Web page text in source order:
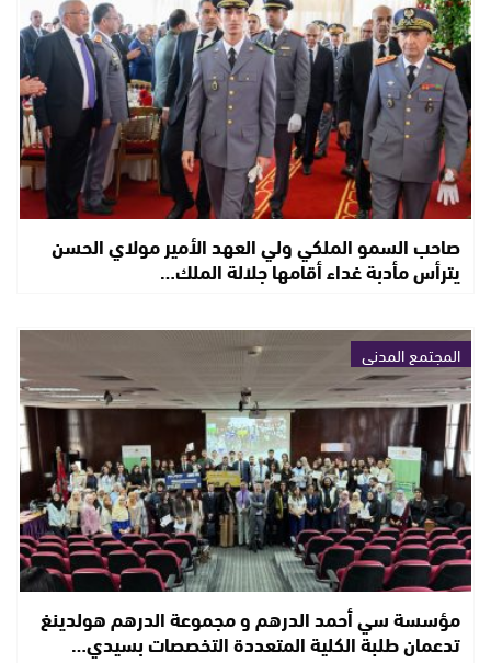
صاحب السمو الملكي ولي العهد الأمير مولاي الحسن
يترأس مأدبة غداء أقامها جلالة الملك…
المجتمع المدني
مؤسسة سي أحمد الدرهم و مجموعة الدرهم هولدينغ
تدعمان طلبة الكلية المتعددة التخصصات بسيدي…